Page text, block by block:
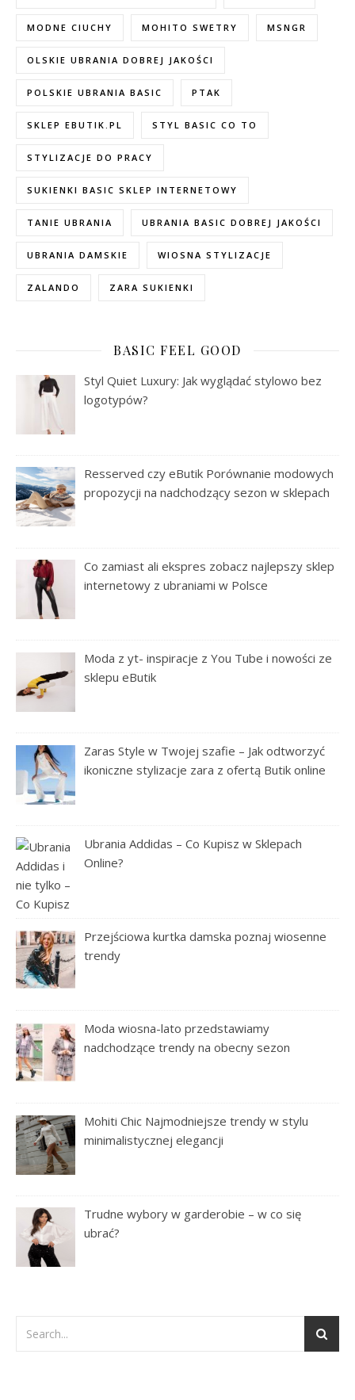
MODNE CIUCHY MOHITO SWETRY MSNGR
OLSKIE UBRANIA DOBREJ JAKOŚCI
POLSKIE UBRANIA BASIC PTAK
SKLEP EBUTIK.PL STYL BASIC CO TO
STYLIZACJE DO PRACY
SUKIENKI BASIC SKLEP INTERNETOWY
TANIE UBRANIA UBRANIA BASIC DOBREJ JAKOŚCI
UBRANIA DAMSKIE WIOSNA STYLIZACJE
ZALANDO ZARA SUKIENKI
BASIC FEEL GOOD
Styl Quiet Luxury: Jak wyglądać stylowo bez
logotypów?
Resserved czy eButik Porównanie modowych
propozycji na nadchodzący sezon w sklepach
Co zamiast ali ekspres zobacz najlepszy sklep
internetowy z ubraniami w Polsce
Moda z yt- inspiracje z You Tube i nowości ze
sklepu eButik
Zaras Style w Twojej szafie – Jak odtworzyć
ikoniczne stylizacje zara z ofertą Butik online
Ubrania Addidas – Co Kupisz w Sklepach
Online?
Przejściowa kurtka damska poznaj wiosenne
trendy
Moda wiosna-lato przedstawiamy
nadchodzące trendy na obecny sezon
Mohiti Chic Najmodniejsze trendy w stylu
minimalistycznej elegancji
Trudne wybory w garderobie – w co się
ubrać?